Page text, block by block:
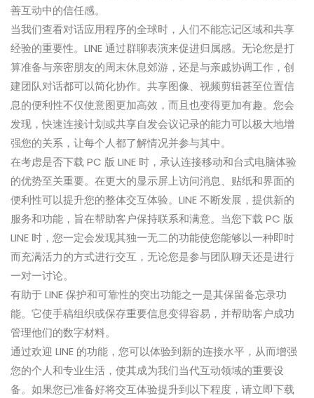
善互动中的信任感。
当我们查看对话应用程序的全球时，人们不能忘记区域和共享
经验的重要性。LINE 通过群聊表演来促进归属感。无论您是打
算准备与亲密朋友的周末休息郊游，还是与亲戚协调工作，创
建团队对话都可以简化协作。共享图像、视频剪辑甚至位置信
息的便利性不仅使意图更加高效，而且也变得更加有趣。您会
发现，快速连接计划或共享自发会议记录的能力可以极大地增
强您的关系，让每个人都了解情况并参与其中。
在考虑是否下载 PC 版 LINE 时，承认连接移动和台式电脑体验
的优势至关重要。在更大的显示屏上访问消息、贴纸和界面的
便利性可以提升您的整体交互体验。LINE 不断发展，提供新的
服务和功能，旨在帮助客户保持联系和满意。当您下载 PC 版
LINE 时，您一定会发现其独一无二的功能使您能够以一种即时
而充满活力的方式进行交互，无论您是参与团队聊天还是进行
一对一讨论。
有助于 LINE 保护和可靠性的突出功能之一是其保留备忘录功
能。它使手稿组织或保存重要信息变得容易，并帮助客户成功
管理他们的数字材料。
通过欢迎 LINE 的功能，您可以体验到新的连接水平，从而增强
您的个人和专业生活，使其成为我们当代互动领域的重要设
备。如果您已准备好将交互体验提升到以下程度，请立即下载